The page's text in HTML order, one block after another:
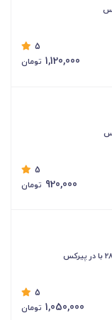
5
1,120,000 تومان
5
920,000 تومان
5
1,050,000 تومان